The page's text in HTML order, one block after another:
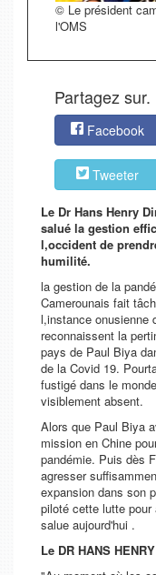
© Le président
l'OMS
Partagez sur.
Facebook
Tweeter
Le Dr Hans Henry
salué la gestion
l,occident de
humilité.
la gestion de la
Camerounais fait
l,instance onusienne
reconnaissent la
pays de Paul Biya
de la Covid 19.
fustigé dans le
visiblement absent.
Alors que Paul Biya
mission en Chine
pandémie. Puis dès
agresser
expansion dans son
piloté cette lutte
salue aujourd'hui .
Le DR HANS